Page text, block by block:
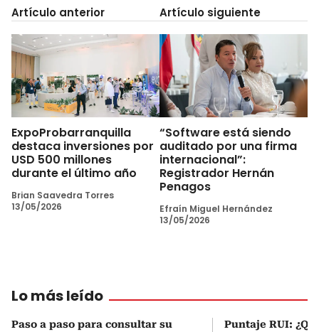
Artículo anterior
ExpoProbarranquilla
destaca inversiones por
USD 500 millones
durante el último año
Brian Saavedra Torres
13/05/2026
Artículo siguiente
“Software está siendo
auditado por una firma
internacional”:
Registrador Hernán
Penagos
Efraín Miguel Hernández
13/05/2026
Lo más leído
Paso a paso para consultar su
Puntaje RUI: